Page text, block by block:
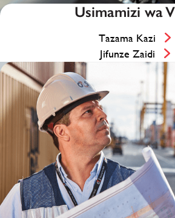
Usimamizi wa
Tazama Kazi
Jifunze Zaidi